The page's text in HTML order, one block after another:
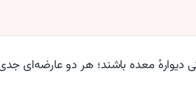
دیوارهٔ معده باشند؛ هر دو عارضه‌ای